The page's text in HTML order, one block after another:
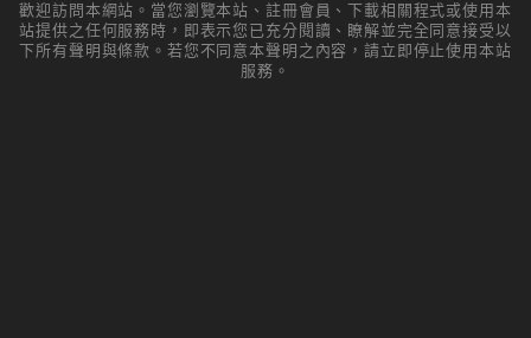
歡迎訪問本網站。當您瀏覽本站、註冊會員、下載相關程式或使用本
站提供之任何服務時，即表示您已充分閱讀、瞭解並完全同意接受以
下所有聲明與條款。若您不同意本聲明之內容，請立即停止使用本站
服務。